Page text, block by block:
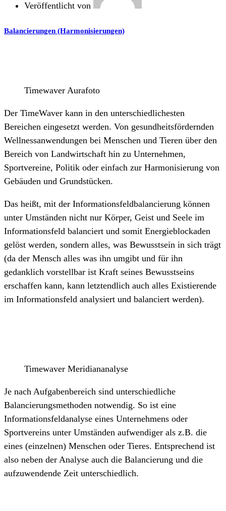
Veröffentlicht von
Balancierungen (Harmonisierungen)
Timewaver Aurafoto
Der TimeWaver kann in den unterschiedlichesten
Bereichen eingesetzt werden. Von gesundheitsfördernden
Wellnessanwendungen bei Menschen und Tieren über den
Bereich von Landwirtschaft hin zu Unternehmen,
Sportvereine, Politik oder einfach zur Harmonisierung von
Gebäuden und Grundstücken.
Das heißt, mit der Informationsfeldbalancierung können
unter Umständen nicht nur Körper, Geist und Seele im
Informationsfeld balanciert und somit Energieblockaden
gelöst werden, sondern alles, was Bewusstsein in sich trägt
(da der Mensch alles was ihn umgibt und für ihn
gedanklich vorstellbar ist Kraft seines Bewusstseins
erschaffen kann, kann letztendlich auch alles Existierende
im Informationsfeld analysiert und balanciert werden).
Timewaver Meridiananalyse
Je nach Aufgabenbereich sind unterschiedliche
Balancierungsmethoden notwendig. So ist eine
Informationsfeldanalyse eines Unternehmens oder
Sportvereins unter Umständen aufwendiger als z.B. die
eines (einzelnen) Menschen oder Tieres. Entsprechend ist
also neben der Analyse auch die Balancierung und die
aufzuwendende Zeit unterschiedlich.